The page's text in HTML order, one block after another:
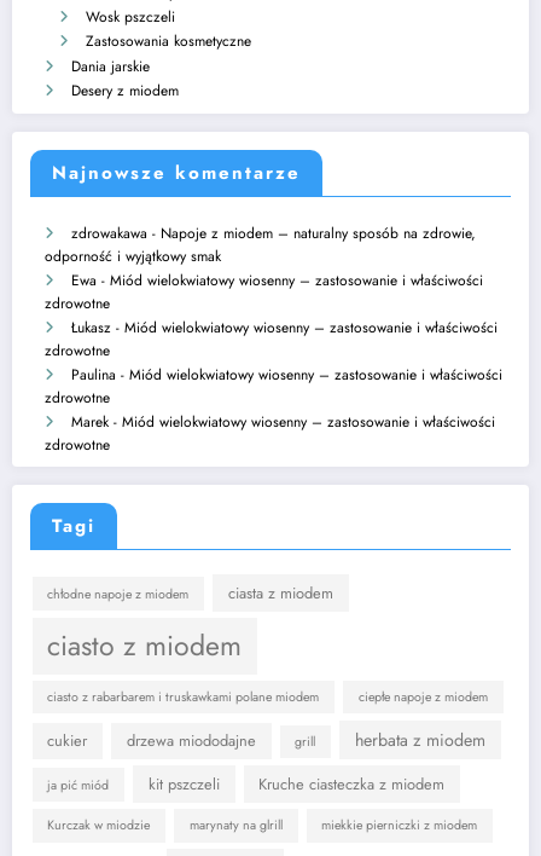
Wosk pszczeli
Zastosowania kosmetyczne
Dania jarskie
Desery z miodem
Najnowsze komentarze
zdrowakawa - Napoje z miodem – naturalny sposób na zdrowie,
odporność i wyjątkowy smak
Ewa - Miód wielokwiatowy wiosenny – zastosowanie i właściwości
zdrowotne
Łukasz - Miód wielokwiatowy wiosenny – zastosowanie i właściwości
zdrowotne
Paulina - Miód wielokwiatowy wiosenny – zastosowanie i właściwości
zdrowotne
Marek - Miód wielokwiatowy wiosenny – zastosowanie i właściwości
zdrowotne
Tagi
chłodne napoje z miodem ciasta z miodem
ciasto z miodem
ciasto z rabarbarem i truskawkami polane miodem ciepłe napoje z miodem
cukier drzewa miododajne grill herbata z miodem
ja pić miód kit pszczeli Kruche ciasteczka z miodem
Kurczak w miodzie marynaty na glrill miekkie pierniczki z miodem